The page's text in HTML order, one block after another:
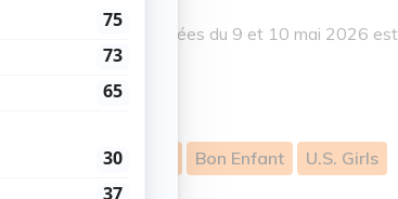
pour les journées du 9 et 10 mai 2026 est
Elisapie Bon Enfant
U.S. Girls